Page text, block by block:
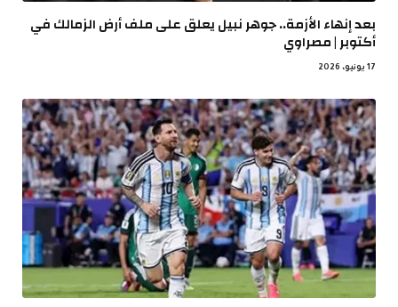
بعد إنهاء الأزمة.. جوهر نبيل يعلق على ملف أرض الزمالك في
أكتوبر | مصراوي
17 يونيو، 2026